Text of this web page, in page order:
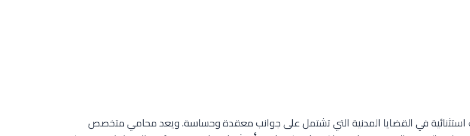
في القضايا المدنية التي تشتمل على جوانب معقدة وحساسة. ويعد محامي متخصص